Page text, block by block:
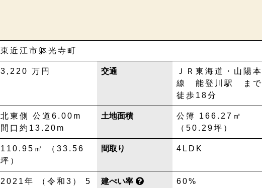
東近江市躰光寺町
3,220 万円 交通
ＪＲ東海道・山陽本
線 能登川駅 まで
徒歩18分
北東側 公道6.00m
間口約13.20m
土地面積
公簿 166.27㎡
（50.29坪）
110.95㎡ （33.56
坪）
間取り 4LDK
2021年 （令和3） 5
建ぺい率 60%